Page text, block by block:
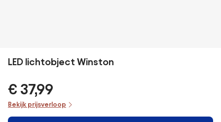
LED lichtobject Winston
€ 37,99
Bekijk prijsverloop